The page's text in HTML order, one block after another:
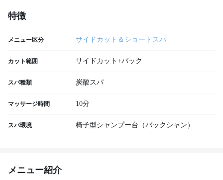
特徴
メニュー区分 サイドカット＆ショートスパ
カット範囲 サイドカット+バック
スパ種類 炭酸スパ
マッサージ時間 10分
スパ環境 椅子型シャンプー台（バックシャン）
メニュー紹介